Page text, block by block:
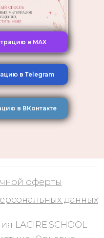
в Тelegram
в ВКонтакте
в МАХ
данных